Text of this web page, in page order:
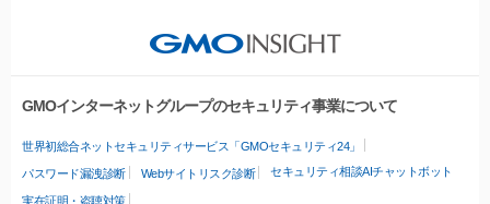
GMOインターネットグループのセキュリティ事業について
世界初総合ネットセキュリティサービス「GMOセキュリティ24」
パスワード漏洩診断 Webサイトリスク診断 セキュリティ相談AIチャットボット
実在証明・盗聴対策